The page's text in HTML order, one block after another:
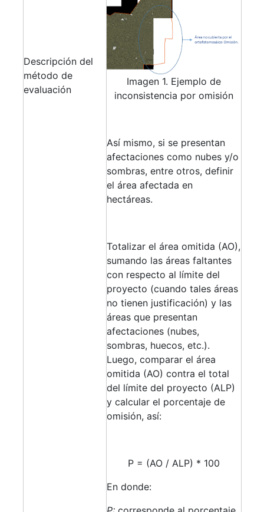
Descripción del
método de
evaluación
Imagen 1. Ejemplo de
inconsistencia por omisión
Así mismo, si se presentan
afectaciones como nubes y/o
sombras, entre otros, definir
el área afectada en
hectáreas.
Totalizar el área omitida (AO),
sumando las áreas faltantes
con respecto al límite del
proyecto (cuando tales áreas
no tienen justificación) y las
áreas que presentan
afectaciones (nubes,
sombras, huecos, etc.).
Luego, comparar el área
omitida (AO) contra el total
del límite del proyecto (ALP)
y calcular el porcentaje de
omisión, así:
P = (AO / ALP) * 100
En donde: